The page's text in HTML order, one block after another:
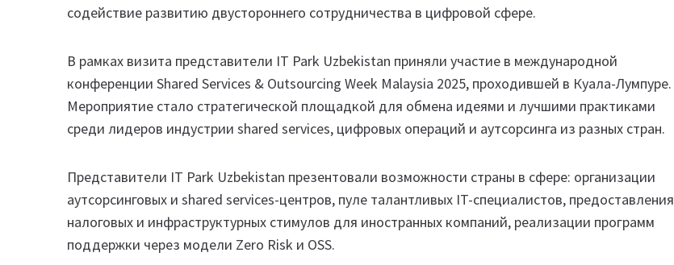
содействие развитию двустороннего сотрудничества в цифровой сфере.
В рамках визита представители IT Park Uzbekistan приняли участие в международной
конференции Shared Services & Outsourcing Week Malaysia 2025, проходившей в Куала-Лумпуре.
Мероприятие стало стратегической площадкой для обмена идеями и лучшими практиками
среди лидеров индустрии shared services, цифровых операций и аутсорсинга из разных стран.
Представители IT Park Uzbekistan презентовали возможности страны в сфере: организации
аутсорсинговых и shared services-центров, пуле талантливых IT-специалистов, предоставления
налоговых и инфраструктурных стимулов для иностранных компаний, реализации программ
поддержки через модели Zero Risk и OSS.